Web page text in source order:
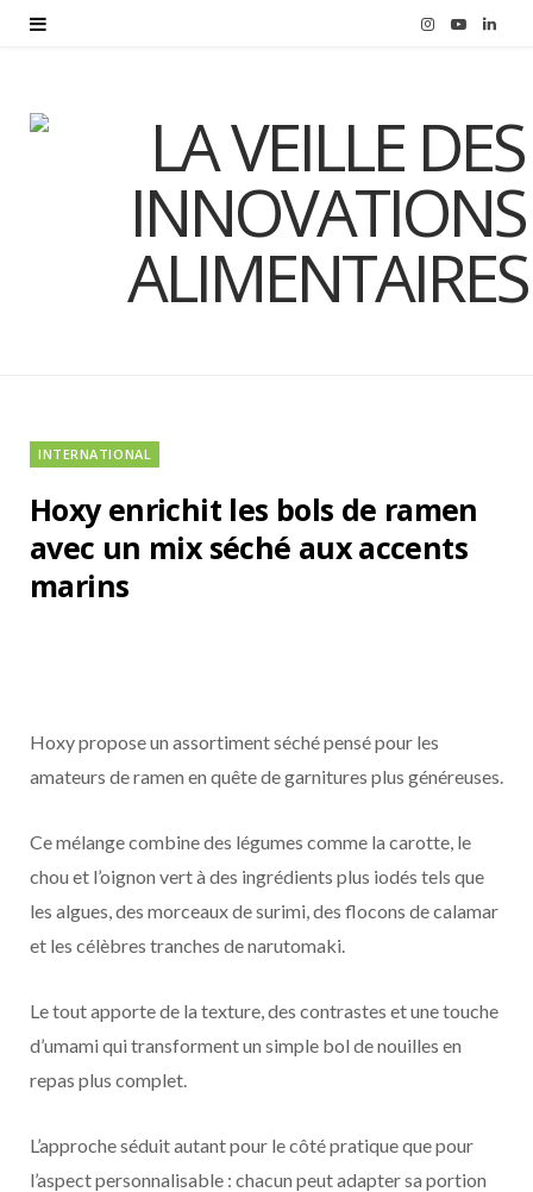
I
t
g
Y
T
u
b
L
k
e
d
INTERNATIONAL
Hoxy enrichit les bols de ramen
avec un mix séché aux accents
marins
Hoxy propose un assortiment séché pensé pour les
amateurs de ramen en quête de garnitures plus généreuses.
Ce mélange combine des légumes comme la carotte, le
chou et l’oignon vert à des ingrédients plus iodés tels que
les algues, des morceaux de surimi, des flocons de calamar
et les célèbres tranches de narutomaki.
Le tout apporte de la texture, des contrastes et une touche
d’umami qui transforment un simple bol de nouilles en
repas plus complet.
L’approche séduit autant pour le côté pratique que pour
l’aspect personnalisable : chacun peut adapter sa portion